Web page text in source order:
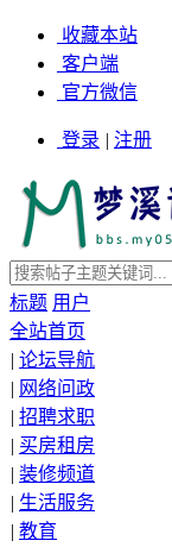
收藏本站
客户端
官方微信
登录 | 注册
标题 用户
全站首页
| 论坛导航
| 网络问政
| 招聘求职
| 买房租房
| 装修频道
| 生活服务
| 教育